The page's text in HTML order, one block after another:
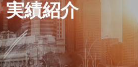
地盤事業
実績紹介